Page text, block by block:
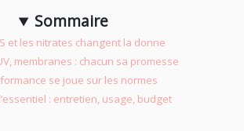
Sommaire
et les nitrates changent la donne
membranes : chacun sa promesse
se joue sur les normes
: entretien, usage, budget